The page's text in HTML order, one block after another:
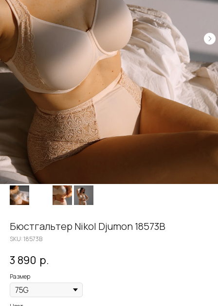
Бюстгальтер Nikol Djumon 18573B
SKU:18573B
3 890 р.
Размер